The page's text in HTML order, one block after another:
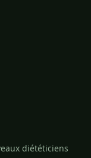
diététiciens